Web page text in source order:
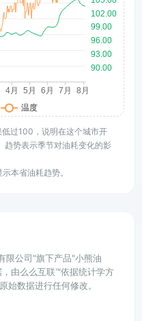
过100，说明在这个城市开
趋势表示季节对油耗变化的影
本省油耗趋势。
限公司"旗下产品"小熊油
由么么互联™依据统计学方
始数据进行任何修改。